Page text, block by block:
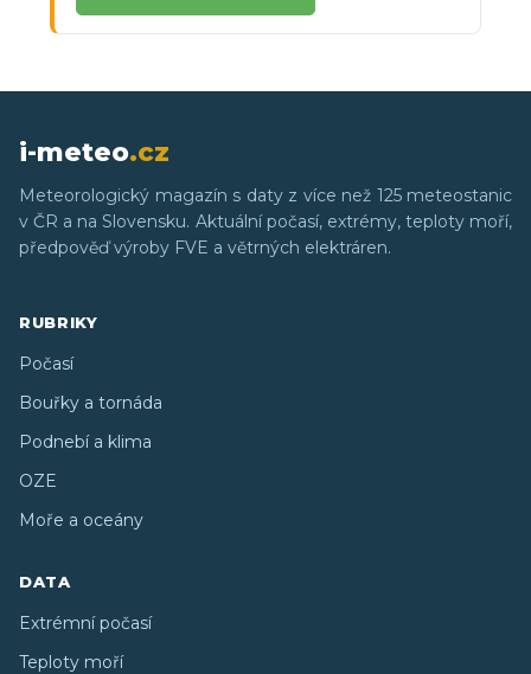
i-meteo.cz
Meteorologický magazín s daty z více než 125 meteostanic
v ČR a na Slovensku. Aktuální počasí, extrémy, teploty moří,
předpověď výroby FVE a větrných elektráren.
RUBRIKY
Počasí
Bouřky a tornáda
Podnebí a klima
OZE
Moře a oceány
DATA
Extrémní počasí
Teploty moří